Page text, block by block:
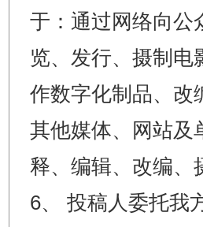
于：通过网络向公
览、发行、摄制电
作数字化制品、改
其他媒体、网站及
释、编辑、改编、
6、 投稿人委托我